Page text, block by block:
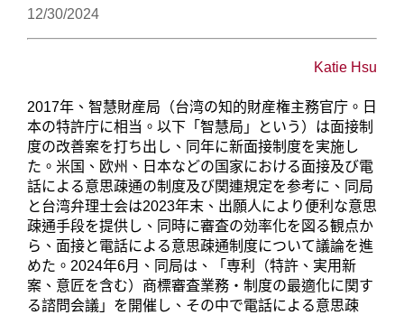
12/30/2024
Katie Hsu
2017年、智慧財産局（台湾の知的財産権主務官庁。日
本の特許庁に相当。以下「智慧局」という）は面接制
度の改善案を打ち出し、同年に新面接制度を実施し
た。米国、欧州、日本などの国家における面接及び電
話による意思疎通の制度及び関連規定を参考に、同局
と台湾弁理士会は2023年末、出願人により便利な意思
疎通手段を提供し、同時に審査の効率化を図る観点か
ら、面接と電話による意思疎通制度について議論を進
めた。 2024年6月、同局は、「専利（特許、実用新
案、意匠を含む）商標審査業務・制度の最適化に関す
る諮問会議」を開催し、その中で電話による意思疎